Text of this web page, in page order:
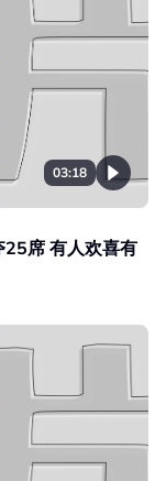
03:18
25席 有人欢喜有